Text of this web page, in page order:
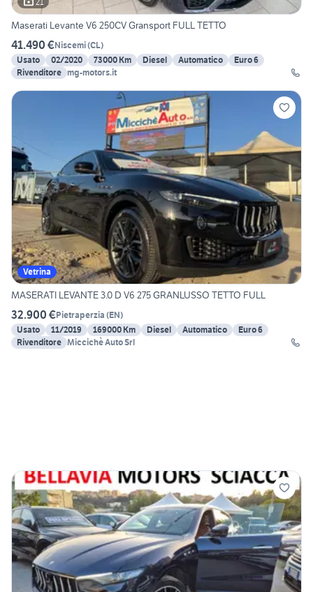
Maserati Levante V6 250CV Gransport FULL TETTO
41.490 €Niscemi(CL)
Usato
02/2020 73000 Km Diesel Automatico
Euro 6
Rivenditore mg-motors.it
Vetrina
MASERATI LEVANTE 3.0 D V6 275 GRANLUSSO TETTO FULL
32.900 €Pietraperzia (EN)
Usato
11/2019 169000 Km Diesel Automatico
Euro 6
Rivenditore Miccichè Auto Srl